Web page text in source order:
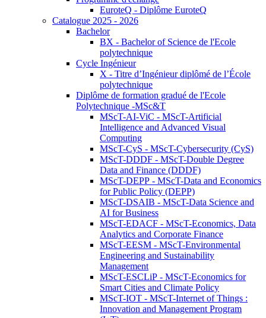
EuroteQ - Diplôme EuroteQ
Catalogue 2025 - 2026
Bachelor
BX - Bachelor of Science de l'Ecole
polytechnique
Cycle Ingénieur
X - Titre d’Ingénieur diplômé de l’École
polytechnique
Diplôme de formation gradué de l'Ecole
Polytechnique -MSc&T
MScT-AI-ViC - MScT-Artificial
Intelligence and Advanced Visual
Computing
MScT-CyS - MScT-Cybersecurity (CyS)
MScT-DDDF - MScT-Double Degree
Data and Finance (DDDF)
MScT-DEPP - MScT-Data and Economics
for Public Policy (DEPP)
MScT-DSAIB - MScT-Data Science and
AI for Business
MScT-EDACF - MScT-Economics, Data
Analytics and Corporate Finance
MScT-EESM - MScT-Environmental
Engineering and Sustainability
Management
MScT-ESCLiP - MScT-Economics for
Smart Cities and Climate Policy
MScT-IOT - MScT-Internet of Things :
Innovation and Management Program